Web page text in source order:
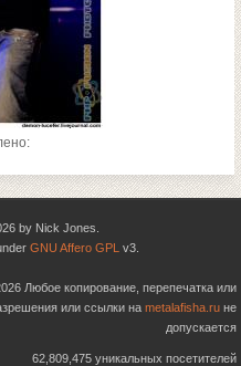
by Nick Jones.
GNU Affero GPL v3.
Любое копирование, перепечатка или
или ссылки на metalafisha.ru не
допускается
62,809,475 уникальных посетителей